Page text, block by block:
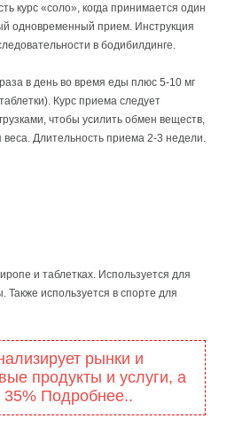
курс «соло», когда принимается один
одновременный прием. Инструкция
в бодибилдинге.
в день во время еды плюс 5-10 мг
Курс приема следует
чтобы усилить обмен веществ,
веса. Длительность приема 2-3 недели.
и таблетках. Используется для
используется в спорте для
рынки и
продукты и услуги, а
35% Подробнее..